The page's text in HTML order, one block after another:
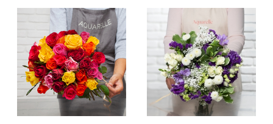
avec un contenant spécifique qui servira à sa protection, puis
nous prendrons une photo pour vous. Le but est de vous
envoyer la image via votre boîte mail afin de vous assurer de la
conformité de votre bouquet de fleurs. C’est alors que sera
organisée sa livraison à Elbeuf. Vous voulez joindre à votre
bouquet une touche personnelle ? Vous avez l’opportunité de
compléter votre commande avec un message et une photo
imprimée, afin de donner plus de personnalité à votre cadeau.